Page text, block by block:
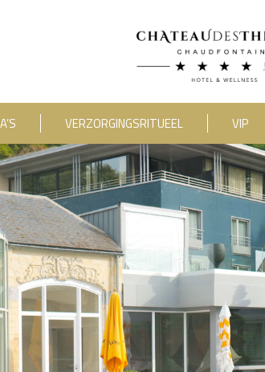
category_include="sejour, chambre"]
RUE HAUSTER 9, B-4050
+32(0)4 367 80 67
ONTDEK ONZE PROMOTIES DOOR
VERZORGINGSRITUEEL VIP